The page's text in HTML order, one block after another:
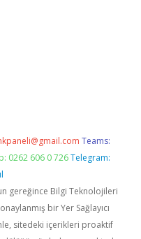
Teams:
0262 606 0 726 Telegram:
gereğince Bilgi Teknolojileri
bir Yer Sağlayıcı
sitedeki içerikleri proaktif